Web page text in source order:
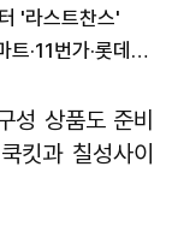
'라스트찬스'
중기중앙회, 우수 상생기업에 현대百·이마트·11번가·롯데온 선정
성 상품도 준비
킷과 칠성사이